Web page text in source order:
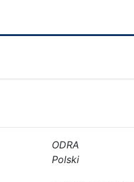
ODRA
Polski